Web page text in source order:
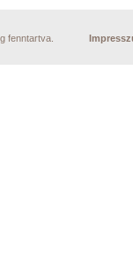
fenntartva.